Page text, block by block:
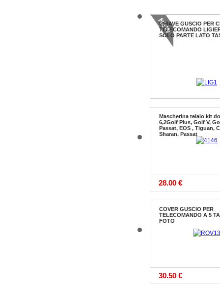
CHIAVE GUSCIO PER
TELECOMANDO
SOLO PARTE LATO
9.50 €
Mascherina telaio kit
6,2Golf Plus, Golf V,
Passat, EOS , Tiguan,
Sharan, Passat
28.00 €
COVER GUSCIO PER
TELECOMANDO A 5
FOTO
30.50 €